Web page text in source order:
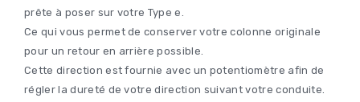
prête à poser sur votre Type e.
Ce qui vous permet de conserver votre colonne originale
pour un retour en arrière possible.
Cette direction est fournie avec un potentiomètre afin de
régler la dureté de votre direction suivant votre conduite.